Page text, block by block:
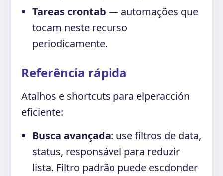
Tareas crontab — automações que
tocam neste recurso
periodicamente.
Referência rápida
Atalhos e shortcuts para elperacción
eficiente:
Busca avançada: use filtros de data,
status, responsável para reduzir
lista. Filtro padrão puede escdonder